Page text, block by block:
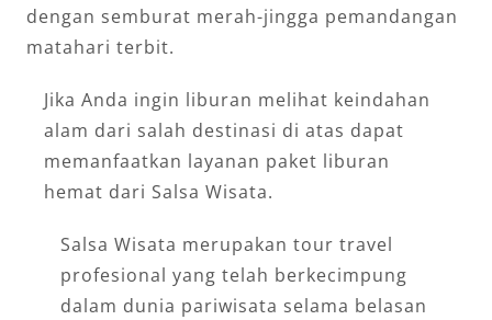
dengan semburat merah-jingga pemandangan
matahari terbit.
Jika Anda ingin liburan melihat keindahan
alam dari salah destinasi di atas dapat
memanfaatkan layanan paket liburan
hemat dari Salsa Wisata.
Salsa Wisata merupakan tour travel
profesional yang telah berkecimpung
dalam dunia pariwisata selama belasan